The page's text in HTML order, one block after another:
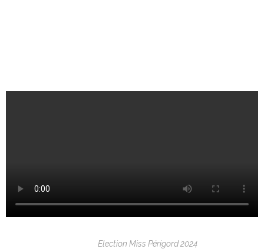
Election Miss Périgord 2024